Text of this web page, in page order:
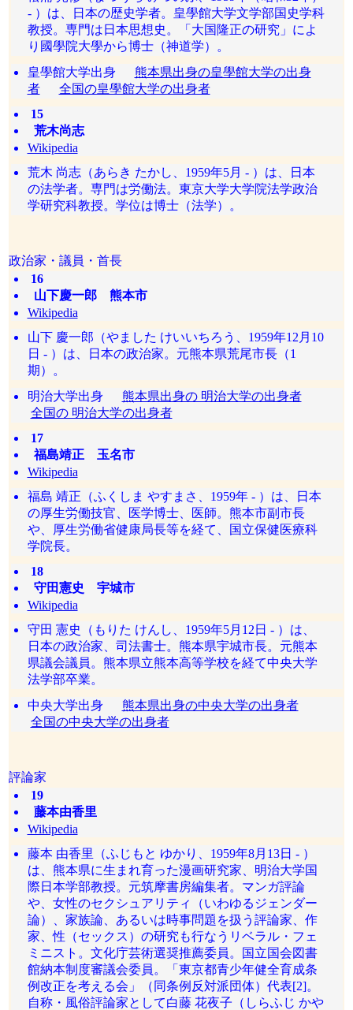
- ）は、日本の歴史学者。皇學館大学文学部国史学科
教授。専門は日本思想史。「大国隆正の研究」によ
り國學院大學から博士（神道学）。
皇學館大学出身 熊本県出身の皇學館大学の出身
者
全国の皇學館大学の出身者
15
荒木尚志
Wikipedia
荒木 尚志（あらき たかし、1959年5月 - ）は、日本
の法学者。専門は労働法。東京大学大学院法学政治
学研究科教授。学位は博士（法学）。
政治家・議員・首長
16
山下慶一郎 熊本市
Wikipedia
山下 慶一郎（やました けいいちろう、1959年12月10
日 - ）は、日本の政治家。元熊本県荒尾市長（1
期）。
明治大学出身 熊本県出身の 明治大学の出身者
全国の 明治大学の出身者
17
福島靖正 玉名市
Wikipedia
福島 靖正（ふくしま やすまさ、1959年 - ）は、日本
の厚生労働技官、医学博士、医師。熊本市副市長
や、厚生労働省健康局長等を経て、国立保健医療科
学院長。
18
守田憲史 宇城市
Wikipedia
守田 憲史（もりた けんし、1959年5月12日 - ）は、
日本の政治家、司法書士。熊本県宇城市長。元熊本
県議会議員。熊本県立熊本高等学校を経て中央大学
法学部卒業。
中央大学出身 熊本県出身の中央大学の出身者
全国の中央大学の出身者
評論家
19
藤本由香里
Wikipedia
藤本 由香里（ふじもと ゆかり、1959年8月13日 - ）
は、熊本県に生まれ育った漫画研究家、明治大学国
際日本学部教授。元筑摩書房編集者。マンガ評論
や、女性のセクシュアリティ（いわゆるジェンダー
論）、家族論、あるいは時事問題を扱う評論家、作
家、性（セックス）の研究も行なうリベラル・フェ
ミニスト。文化庁芸術選奨推薦委員。国立国会図書
館納本制度審議会委員。「東京都青少年健全育成条
例改正を考える会」（同条例反対派団体）代表[2]。
自称・風俗評論家として白藤 花夜子（しらふじ かや